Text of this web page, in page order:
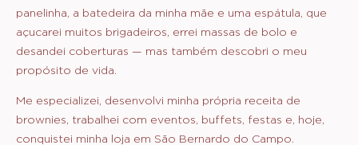
panelinha, a batedeira da minha mãe e uma espátula, que
açucarei muitos brigadeiros, errei massas de bolo e
desandei coberturas — mas também descobri o meu
propósito de vida.
Me especializei, desenvolvi minha própria receita de
brownies, trabalhei com eventos, buffets, festas e, hoje,
conquistei minha loja em São Bernardo do Campo.